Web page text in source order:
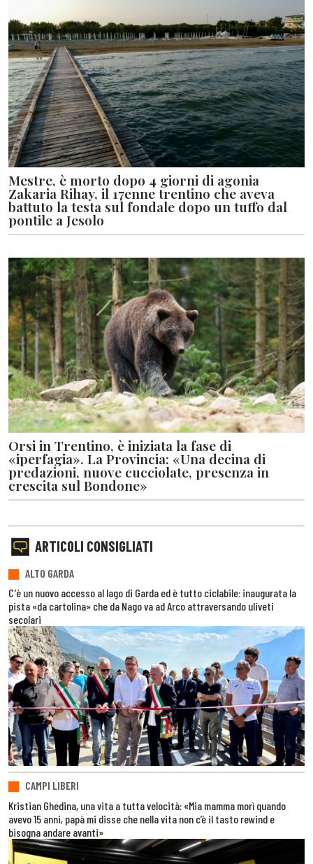
Mestre, è morto dopo 4 giorni di agonia
Zakaria Rihay, il 17enne trentino che aveva
battuto la testa sul fondale dopo un tuffo dal
pontile a Jesolo
Orsi in Trentino, è iniziata la fase di
«iperfagia». La Provincia: «Una decina di
predazioni, nuove cucciolate, presenza in
crescita sul Bondone»
ARTICOLI CONSIGLIATI
ALTO GARDA
C'è un nuovo accesso al lago di Garda ed è tutto ciclabile: inaugurata la
pista «da cartolina» che da Nago va ad Arco attraversando uliveti
secolari
CAMPI LIBERI
Kristian Ghedina, una vita a tutta velocità: «Mia mamma morì quando
avevo 15 anni, papà mi disse che nella vita non c’è il tasto rewind e
bisogna andare avanti»